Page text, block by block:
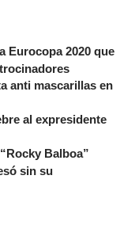
Eurocopa 2020 que
anti mascarillas en
al expresidente
Balboa”
sin su